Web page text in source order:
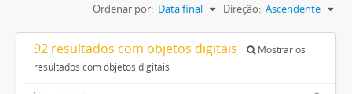
Ordenar por: Data final Direção: Ascendente
92 resultados com objetos digitais
Mostrar os
resultados com objetos digitais